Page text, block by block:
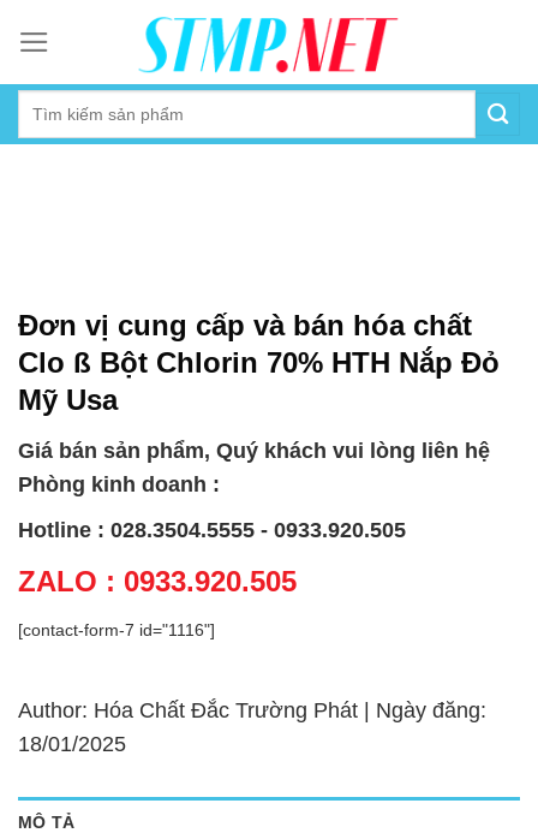
content
Đơn vị cung cấp và bán hóa chất
Clo ß Bột Chlorin 70% HTH Nắp Đỏ
Mỹ Usa
Giá bán sản phẩm, Quý khách vui lòng liên hệ
Phòng kinh doanh :
Hotline : 028.3504.5555 - 0933.920.505
ZALO : 0933.920.505
[contact-form-7 id="1116"]
Author: Hóa Chất Đắc Trường Phát | Ngày đăng:
18/01/2025
MÔ TẢ